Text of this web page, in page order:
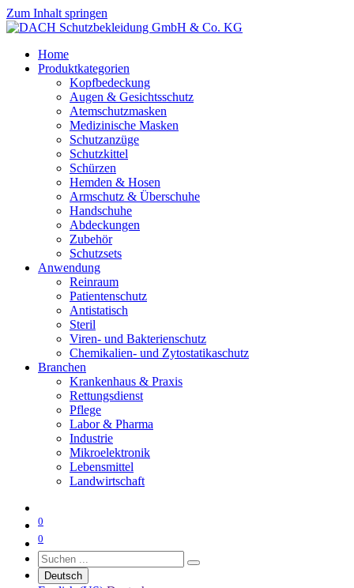
Zum Inhalt springen
Home
Produktkategorien
Kopfbedeckung
Augen & Gesichtsschutz
Atemschutzmasken
Medizinische Masken
Schutzanzüge
Schutzkittel
Schürzen
Hemden & Hosen
Armschutz & Überschuhe
Handschuhe
Abdeckungen
Zubehör
Schutzsets
Anwendung
Reinraum
Patientenschutz
Antistatisch
Steril
Viren- und Bakterienschutz
Chemikalien- und Zytostatikaschutz
Branchen
Krankenhaus & Praxis
Rettungsdienst
Pflege
Labor & Pharma
Industrie
Mikroelektronik
Lebensmittel
Landwirtschaft
0
0
Deutsch